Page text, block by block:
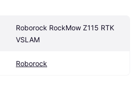
Roborock RockMow Z115 RTK
VSLAM
Roborock